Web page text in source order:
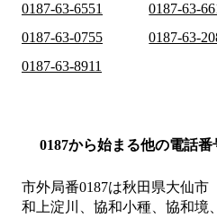
0187-63-6551
0187-63-
0187-63-0755
0187-63-
0187-63-8911
0187から始まる他の電話番
市外局番0187は秋田県大仙市
和上淀川、協和小種、協和境